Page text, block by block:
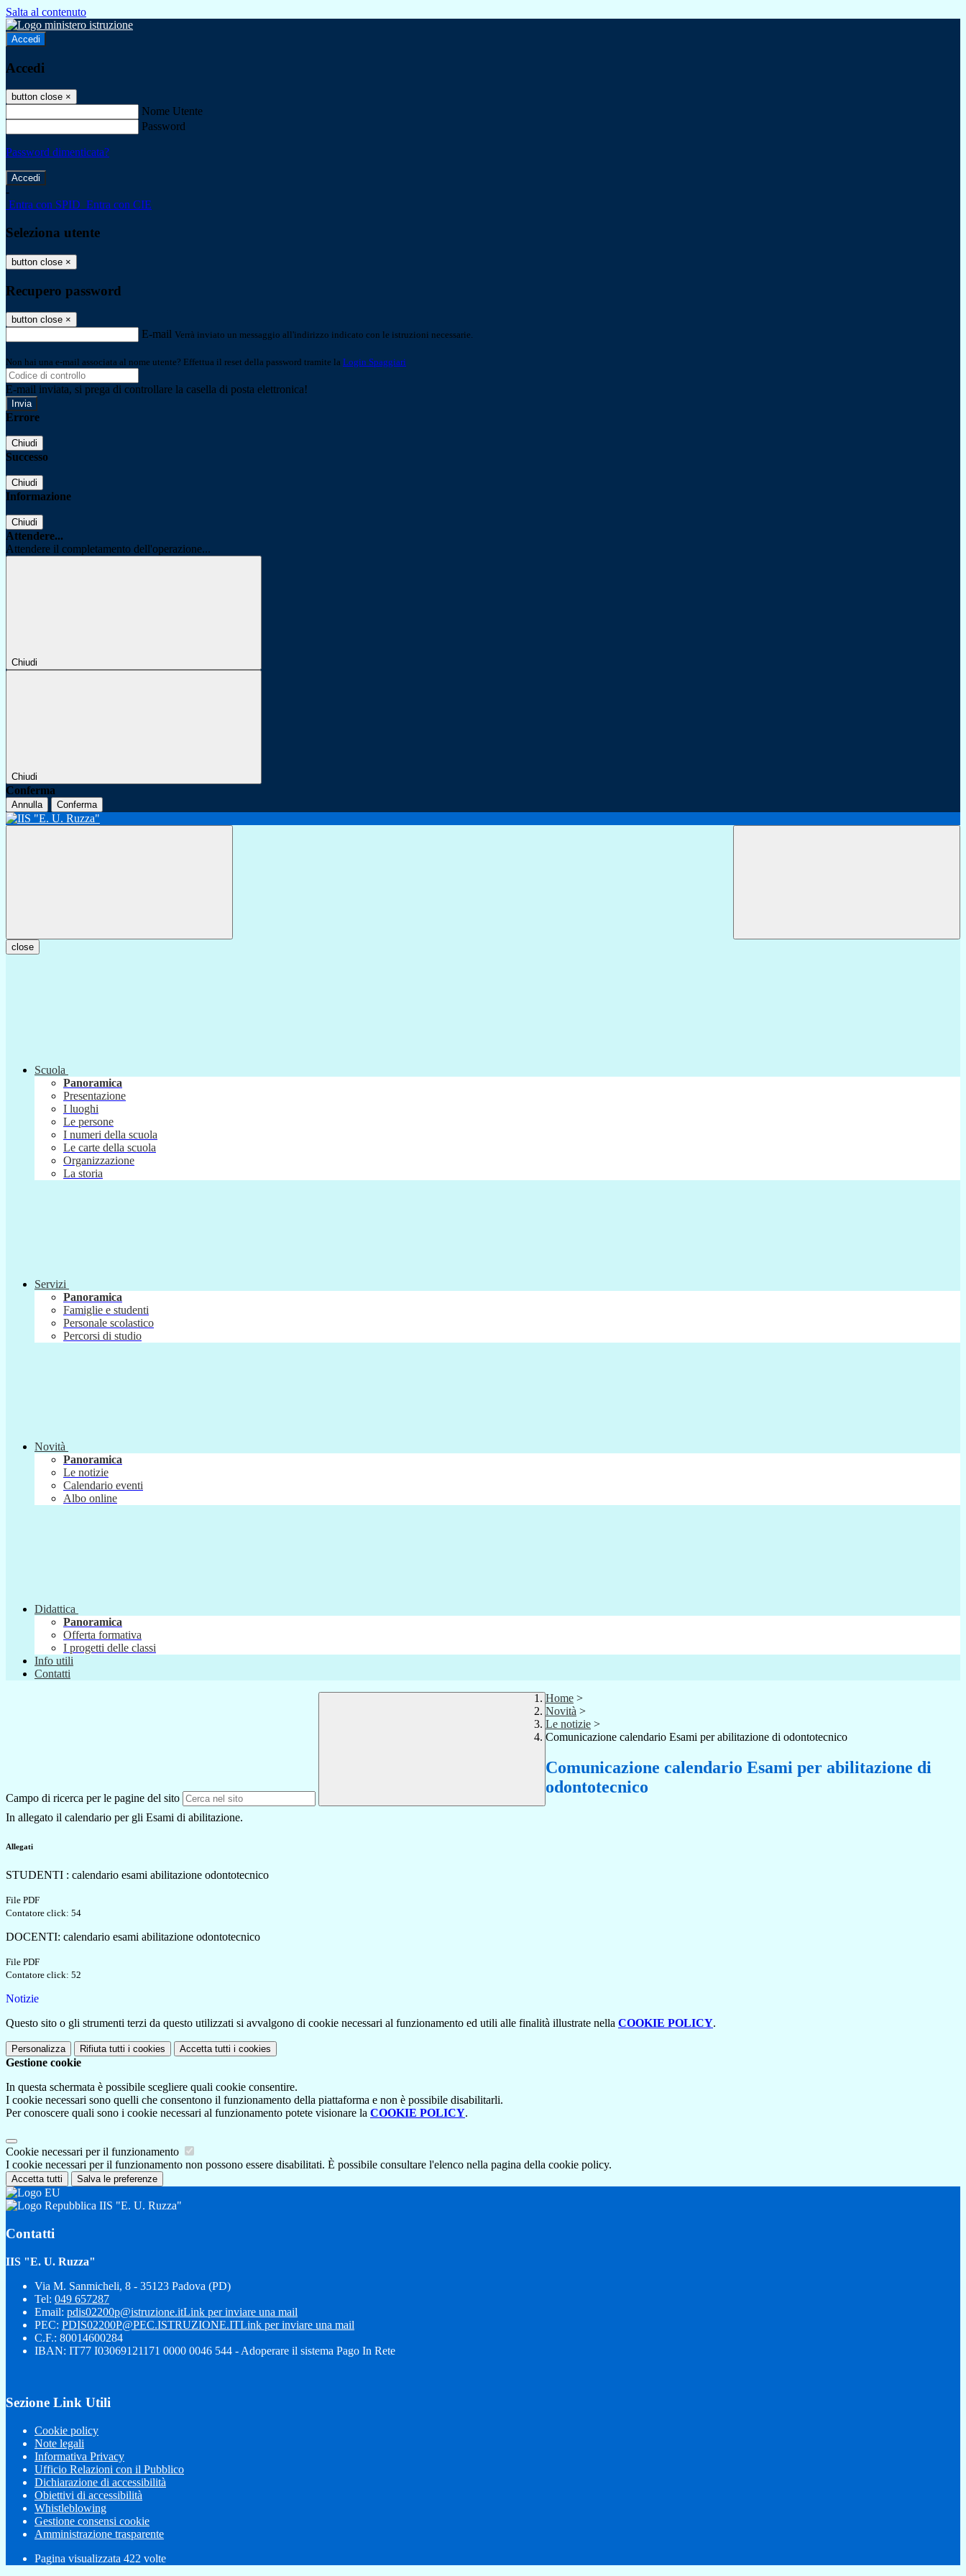
Salta al contenuto
Accedi
Accedi
button close ×
Nome Utente
Password
Password dimenticata?
-
Entra con SPID Entra con CIE
Seleziona utente
button close ×
Recupero password
button close ×
E-mail Verrà inviato un messaggio all'indirizzo indicato con le istruzioni necessarie.
Non hai una e-mail associata al nome utente? Effettua il reset della password tramite la Login Spaggiari
E-mail inviata, si prega di controllare la casella di posta elettronica!
Errore
Chiudi
Successo
Chiudi
Informazione
Chiudi
Attendere...
Attendere il completamento dell'operazione...
Chiudi
Chiudi
Conferma
Annulla Conferma
close
Scuola
Panoramica
Presentazione
I luoghi
Le persone
I numeri della scuola
Le carte della scuola
Organizzazione
La storia
Servizi
Panoramica
Famiglie e studenti
Personale scolastico
Percorsi di studio
Novità
Panoramica
Le notizie
Calendario eventi
Albo online
Didattica
Panoramica
Offerta formativa
I progetti delle classi
Info utili
Contatti
Campo di ricerca per le pagine del sito
Home >
Novità >
Le notizie >
Comunicazione calendario Esami per abilitazione di odontotecnico
Comunicazione calendario Esami per abilitazione di
odontotecnico
In allegato il calendario per gli Esami di abilitazione.
Allegati
STUDENTI : calendario esami abilitazione odontotecnico
File PDF
Contatore click: 54
DOCENTI: calendario esami abilitazione odontotecnico
File PDF
Contatore click: 52
Notizie
Questo sito o gli strumenti terzi da questo utilizzati si avvalgono di cookie necessari al funzionamento ed utili alle finalità illustrate nella COOKIE POLICY.
Personalizza Rifiuta tutti i cookies Accetta tutti i cookies
Gestione cookie
In questa schermata è possibile scegliere quali cookie consentire.
I cookie necessari sono quelli che consentono il funzionamento della piattaforma e non è possibile disabilitarli.
Per conoscere quali sono i cookie necessari al funzionamento potete visionare la COOKIE POLICY.
Cookie necessari per il funzionamento
I cookie necessari per il funzionamento non possono essere disabilitati. È possibile consultare l'elenco nella pagina della cookie policy.
Accetta tutti Salva le preferenze
IIS "E. U. Ruzza"
Contatti
IIS "E. U. Ruzza"
Via M. Sanmicheli, 8 - 35123 Padova (PD)
Tel: 049 657287
Email: pdis02200p@istruzione.itLink per inviare una mail
PEC: PDIS02200P@PEC.ISTRUZIONE.ITLink per inviare una mail
C.F.: 80014600284
IBAN: IT77 I03069121171 0000 0046 544 - Adoperare il sistema Pago In Rete
Sezione Link Utili
Cookie policy
Note legali
Informativa Privacy
Ufficio Relazioni con il Pubblico
Dichiarazione di accessibilità
Obiettivi di accessibilità
Whistleblowing
Gestione consensi cookie
Amministrazione trasparente
Pagina visualizzata 422 volte